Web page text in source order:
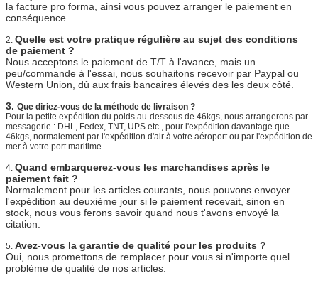
la facture pro forma, ainsi vous pouvez arranger le paiement en
conséquence.
2. Quelle est votre pratique régulière au sujet des conditions
de paiement ?
Nous acceptons le paiement de T/T à l'avance, mais un
peu/commande à l'essai, nous souhaitons recevoir par Paypal ou
Western Union, dû aux frais bancaires élevés des les deux côté.
3. Que diriez-vous de la méthode de livraison ?
Pour la petite expédition du poids au-dessous de 46kgs, nous arrangerons par
messagerie : DHL, Fedex, TNT, UPS etc., pour l'expédition davantage que
46kgs, normalement par l'expédition d'air à votre aéroport ou par l'expédition de
mer à votre port maritime.
4. Quand embarquerez-vous les marchandises après le
paiement fait ?
Normalement pour les articles courants, nous pouvons envoyer
l'expédition au deuxième jour si le paiement recevait, sinon en
stock, nous vous ferons savoir quand nous t'avons envoyé la
citation.
5. Avez-vous la garantie de qualité pour les produits ?
Oui, nous promettons de remplacer pour vous si n'importe quel
problème de qualité de nos articles.